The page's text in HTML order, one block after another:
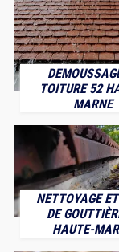
TOITURE 52
MARNE
NETTOYAGE
DE
HAUTE-